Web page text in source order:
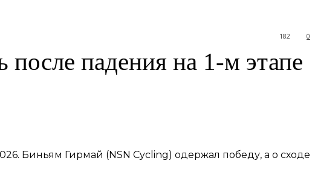
0
182
падения на 1-м этапе
Биньям Гирмай (NSN Cycling) одержал победу, а о сходе